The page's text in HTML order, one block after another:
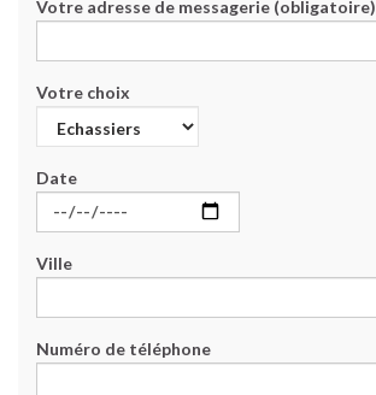
Votre adresse de messagerie (obligatoire)
Votre choix
Date
Ville
Numéro de téléphone